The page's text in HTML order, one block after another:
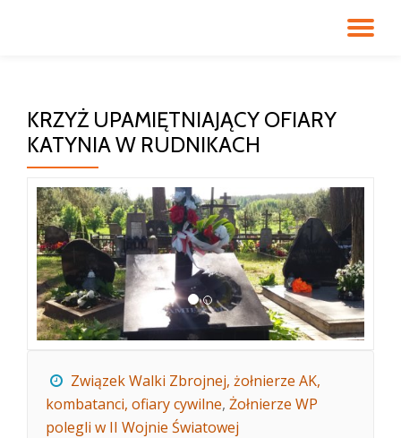
KRZYŻ UPAMIĘTNIAJĄCY OFIARY
KATYNIA W RUDNIKACH
Związek Walki Zbrojnej, żołnierze AK,
kombatanci, ofiary cywilne, Żołnierze WP
polegli w II Wojnie Światowej